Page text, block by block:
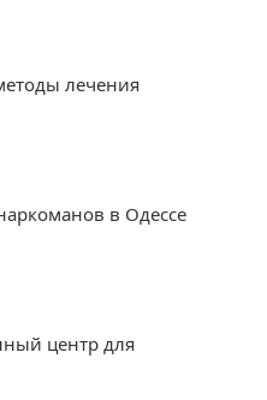
лечения
в Одессе
центр для